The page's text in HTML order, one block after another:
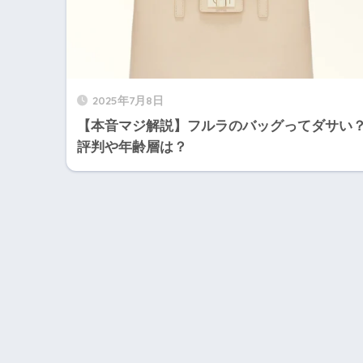
2025年7月8日
【本音マジ解説】フルラのバッグってダサい
評判や年齢層は？